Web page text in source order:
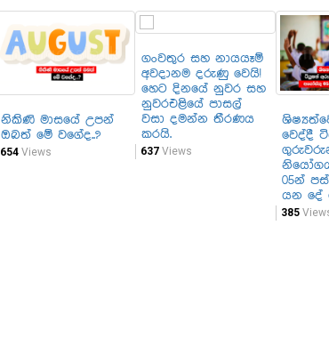
නිකිණි මාසයේ උපන්
ඔබත් මේ වගේද..?
654 Views
ගංවතුර සහ නායයෑම්
අවදානම දරුණු වෙයි!
හෙට දිනයේ නුවර සහ
නුවරඑළියේ පාසල්
වසා දමන්න තීරණය
කරයි.
637 Views
වෙද්දී
05න්
යන දේ
385